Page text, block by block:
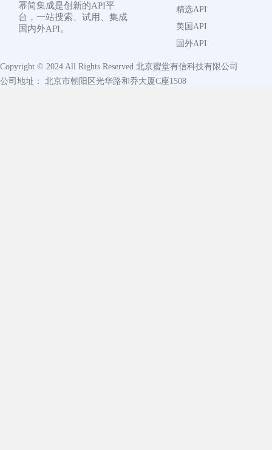
幂简集成是创新的API平
台，一站搜索、试用、集成
国内外API。
精选API
美国API
国外API
Copyright © 2024 All Rights Reserved 北京蜜堂有信科技有限公司
公司地址： 北京市朝阳区光华路和乔大厦C座1508